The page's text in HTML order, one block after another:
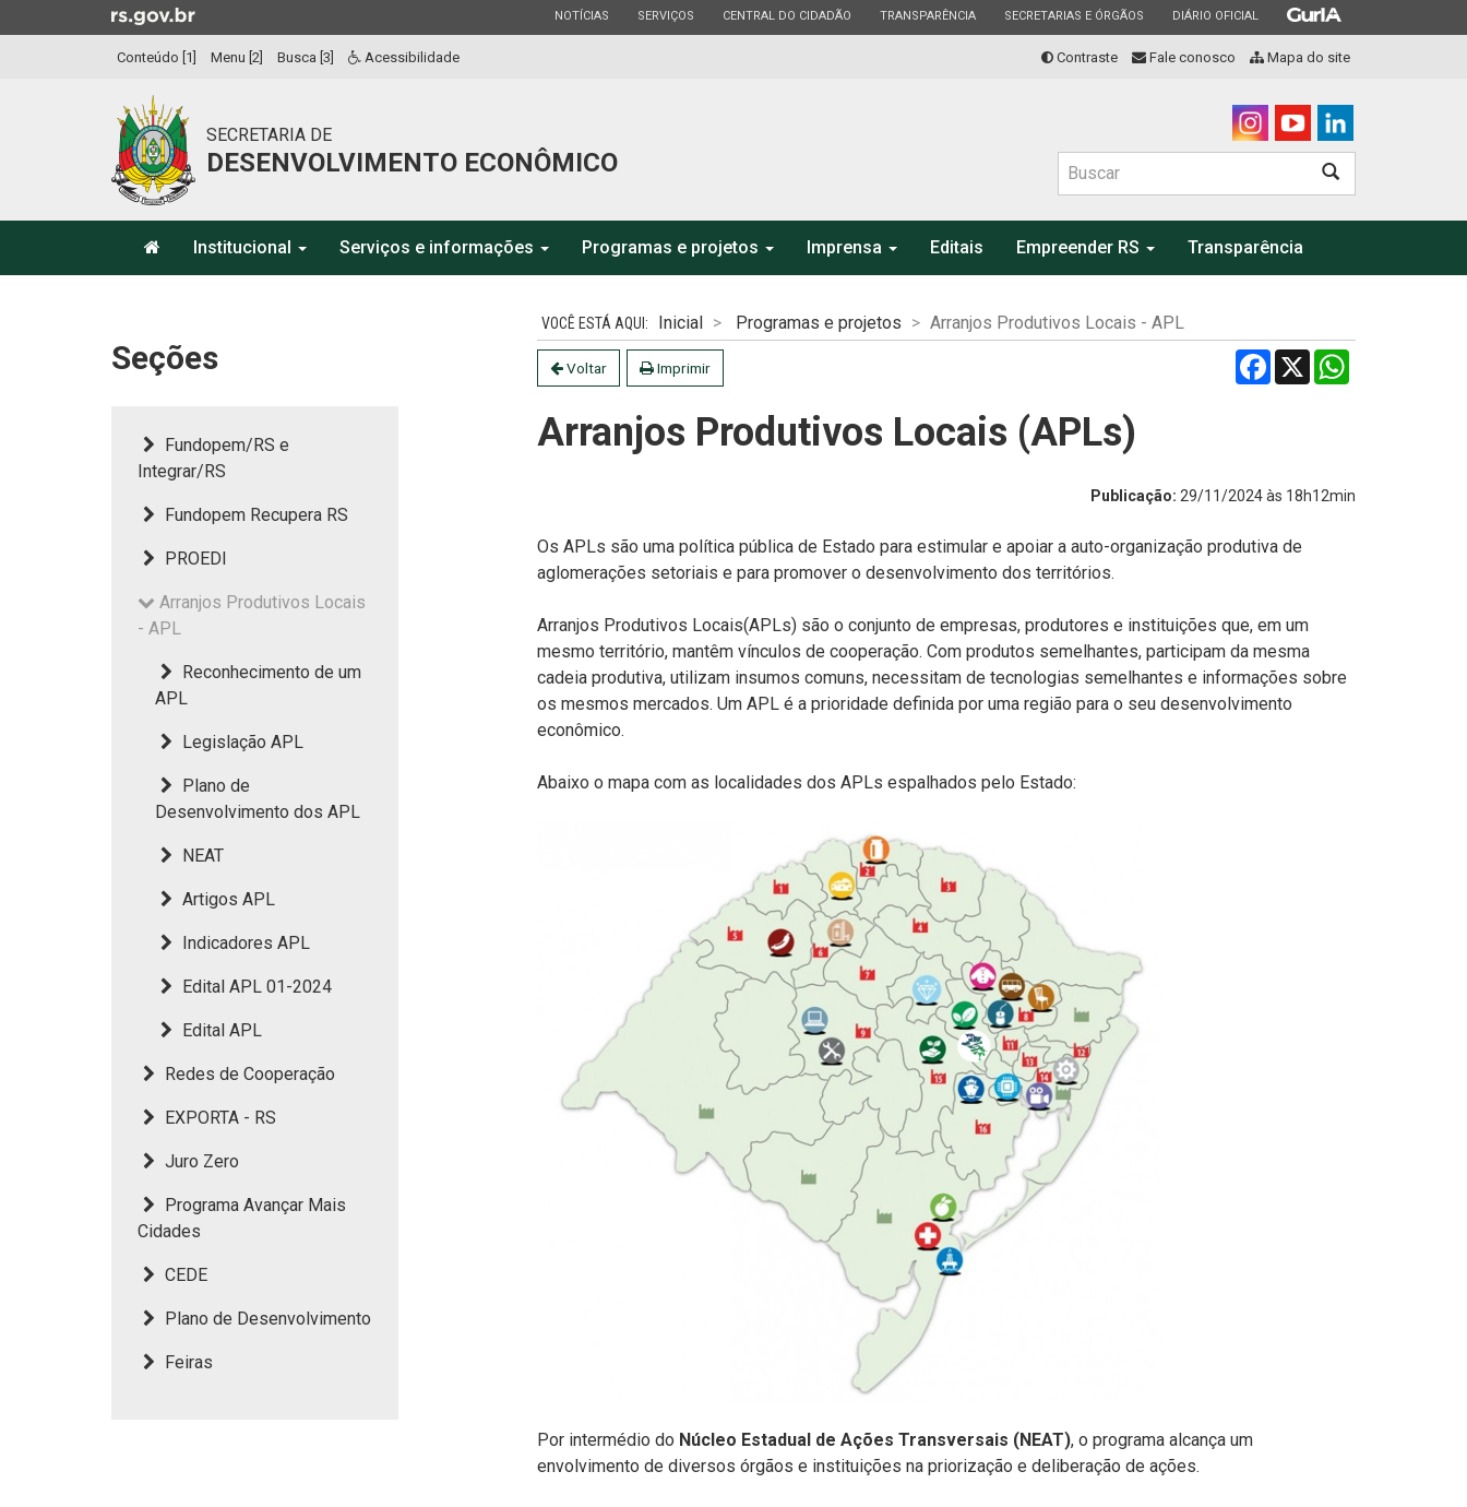
para
Ir
a
ESTADO
NOTÍCIAS ESTADO
SERVIÇOS ESTADO
CENTRAL DO CIDADÃO ESTADO
TRANSPARÊNCIA ESTADO
SECRETARIAS E ÓRGÃOS ESTADO
DIÁRIO OFICIAL ESTADO
Conteúdo [1] Menu [2] Busca [3] Acessibilidade Contraste Fale conosco Mapa do site
SECRETARIA DE
DESENVOLVIMENTO ECONÔMICO
Institucional Serviços e informações Programas e projetos Imprensa Editais Empreender RS
Transparência
Seções
Fundopem/RS e
Integrar/RS
Fundopem Recupera RS
PROEDI
Arranjos Produtivos Locais
- APL
Reconhecimento de um
APL
Legislação APL
Plano de
Desenvolvimento dos APL
NEAT
Artigos APL
Indicadores APL
Edital APL 01-2024
Edital APL
Redes de Cooperação
EXPORTA - RS
Juro Zero
Programa Avançar Mais
Cidades
CEDE
Plano de Desenvolvimento
Feiras
Inicial Programas e projetos Arranjos Produtivos Locais - APL
Voltar Imprimir Facebook
X
Arranjos Produtivos Locais (APLs)
Publicação: 29/11/2024 às 18h12min
Os APLs são uma política pública de Estado para estimular e apoiar a auto-organização produtiva de
aglomerações setoriais e para promover o desenvolvimento dos territórios.
Arranjos Produtivos Locais(APLs) são o conjunto de empresas, produtores e instituições que, em um
mesmo território, mantêm vínculos de cooperação. Com produtos semelhantes, participam da mesma
cadeia produtiva, utilizam insumos comuns, necessitam de tecnologias semelhantes e informações sobre
os mesmos mercados. Um APL é a prioridade definida por uma região para o seu desenvolvimento
econômico.
Abaixo o mapa com as localidades dos APLs espalhados pelo Estado:
Por intermédio do Núcleo Estadual de Ações Transversais (NEAT), o programa alcança um
envolvimento de diversos órgãos e instituições na priorização e deliberação de ações.